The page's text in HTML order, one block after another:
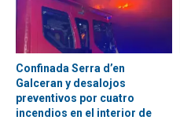
Confinada Serra d’en
Galceran y desalojos
preventivos por cuatro
incendios en el interior de